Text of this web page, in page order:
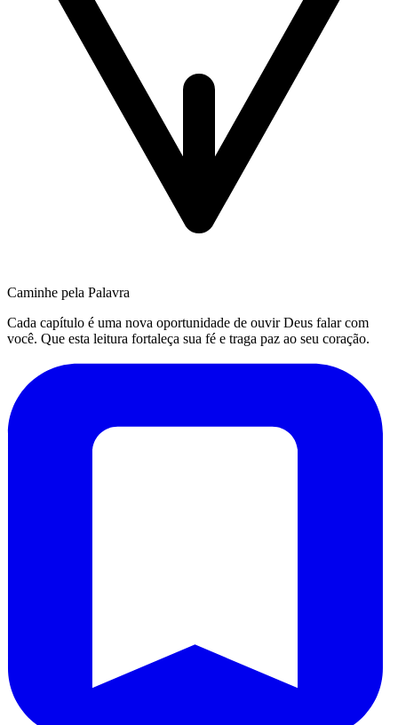
Caminhe pela Palavra
Cada capítulo é uma nova oportunidade de ouvir Deus falar com
você. Que esta leitura fortaleça sua fé e traga paz ao seu coração.